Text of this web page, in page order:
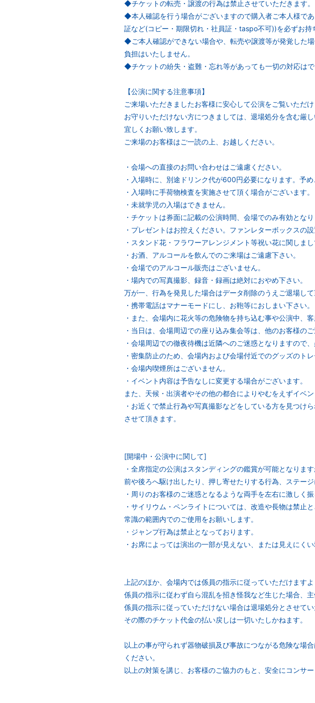
◆チケットの転売・譲渡の行為は禁止させていただきます
◆本人確認を行う場合がございますので購入者ご本人様で
証など(コピー・期限切れ・社員証・taspo不可))を必ずお持
◆ご本人確認ができない場合や、転売や譲渡等が発覚した
負担はいたしません。
◆チケットの紛失・盗難・忘れ等があっても一切の対応は
【公演に関する注意事項】
ご来場いただきましたお客様に安心して公演をご覧いただ
お守りいただけない方につきましては、退場処分を含む厳
宜しくお願い致します。
ご来場のお客様はご一読の上、お越しください。
・会場への直接のお問い合わせはご遠慮ください。
・入場時に、別途ドリンク代が600円必要になります。予め
・入場時に手荷物検査を実施させて頂く場合がございます。
・未就学児の入場はできません。
・チケットは券面に記載の公演時間、会場でのみ有効となり
・プレゼントはお控えください。ファンレターボックスの設
・スタンド花・フラワーアレンジメント等祝い花に関しま
・お酒、アルコールを飲んでのご来場はご遠慮下さい。
・会場でのアルコール販売はございません。
・場内での写真撮影、録音・録画は絶対におやめ下さい。
万が一、行為を発見した場合はデータ削除のうえご退場して
・携帯電話はマナーモードにし、お鞄等におしまい下さい。
・また、会場内に花火等の危険物を持ち込む事や公演中、
・当日は、会場周辺での座り込み集会等は、他のお客様の
・会場周辺での徹夜待機は近隣へのご迷惑となりますので
・密集防止のため、会場内および会場付近でのグッズのト
・会場内喫煙所はございません。
・イベント内容は予告なしに変更する場合がございます。
また、天候・出演者やその他の都合によりやむをえずイベ
・お近くで禁止行為や写真撮影などをしている方を見つけ
させて頂きます。
[開場中・公演中に関して]
・全席指定の公演はスタンディングの鑑賞が可能となりま
前や後ろへ駆け出したり、押し寄せたりする行為、ステー
・周りのお客様のご迷惑となるような両手を左右に激しく
・サイリウム・ペンライトについては、改造や長物は禁止と
常識の範囲内でのご使用をお願いします。
・ジャンプ行為は禁止となっております。
・お席によっては演出の一部が見えない、または見えにくい
上記のほか、会場内では係員の指示に従っていただけますよ
係員の指示に従わず自ら混乱を招き怪我など生じた場合、
係員の指示に従っていただけない場合は退場処分とさせてい
その際のチケット代金の払い戻しは一切いたしかねます。
以上の事が守られず器物破損及び事故につながる危険な場
ください。
以上の対策を講じ、お客様のご協力のもと、安全にコンサー